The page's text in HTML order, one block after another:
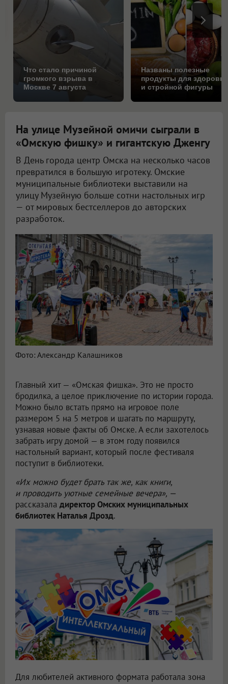
Что стало причиной
громкого взрыва в
Москве 7 августа
Названы полезные
продукты для
и стройной фигуры
На улице Музейной омичи сыграли в
«Омскую фишку» и гигантскую Дженгу
В День города центр Омска на несколько часов
превратился в большую игротеку. Омские
муниципальные библиотеки выставили на
улицу Музейную больше сотни настольных игр
— от мировых бестселлеров до авторских
разработок.
Фото: Александр Калашников
Главный хит — «Омская фишка». Это не просто
бродилка, а целое приключение по истории города.
Можно было встать прямо на игровое поле
размером 5 на 5 метров и шагать по маршруту,
узнавая новые факты об Омске. А если захотелось
забрать игру домой — в этом году появился
настольный вариант, который после фестиваля
поступит в библиотеки.
«Их можно будет брать так же, как книги,
и проводить уютные семейные вечера», —
рассказала директор Омских муниципальных
библиотек Наталья Дрозд.
Для любителей активного формата работала зона